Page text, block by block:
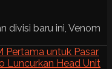
divisi baru ini, Venom